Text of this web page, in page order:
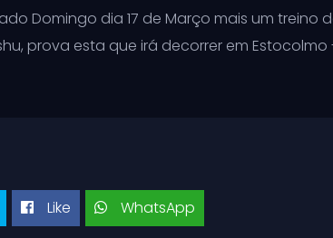
Domingo dia 17 de Março mais um
prova esta que irá decorrer em Estocolmo
Like WhatsApp